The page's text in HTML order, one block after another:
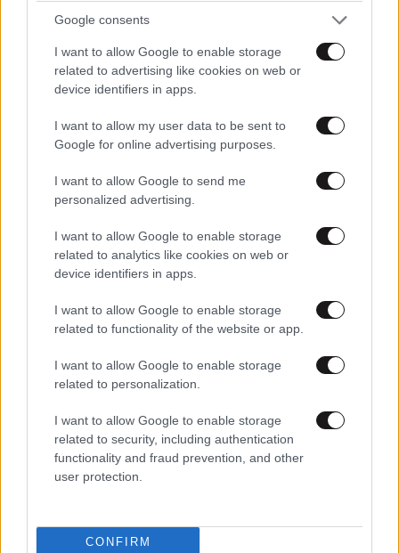
Google consents
I want to allow Google to enable storage
related to advertising like cookies on web or
device identifiers in apps.
I want to allow my user data to be sent to
Google for online advertising purposes.
I want to allow Google to send me
personalized advertising.
I want to allow Google to enable storage
related to analytics like cookies on web or
device identifiers in apps.
I want to allow Google to enable storage
related to functionality of the website or app.
I want to allow Google to enable storage
related to personalization.
I want to allow Google to enable storage
related to security, including authentication
functionality and fraud prevention, and other
user protection.
CONFIRM
ΠΡΟΣΘΕΣΤΕ ΤΟ ΣΧΟΛΙΟ ΣΑΣ